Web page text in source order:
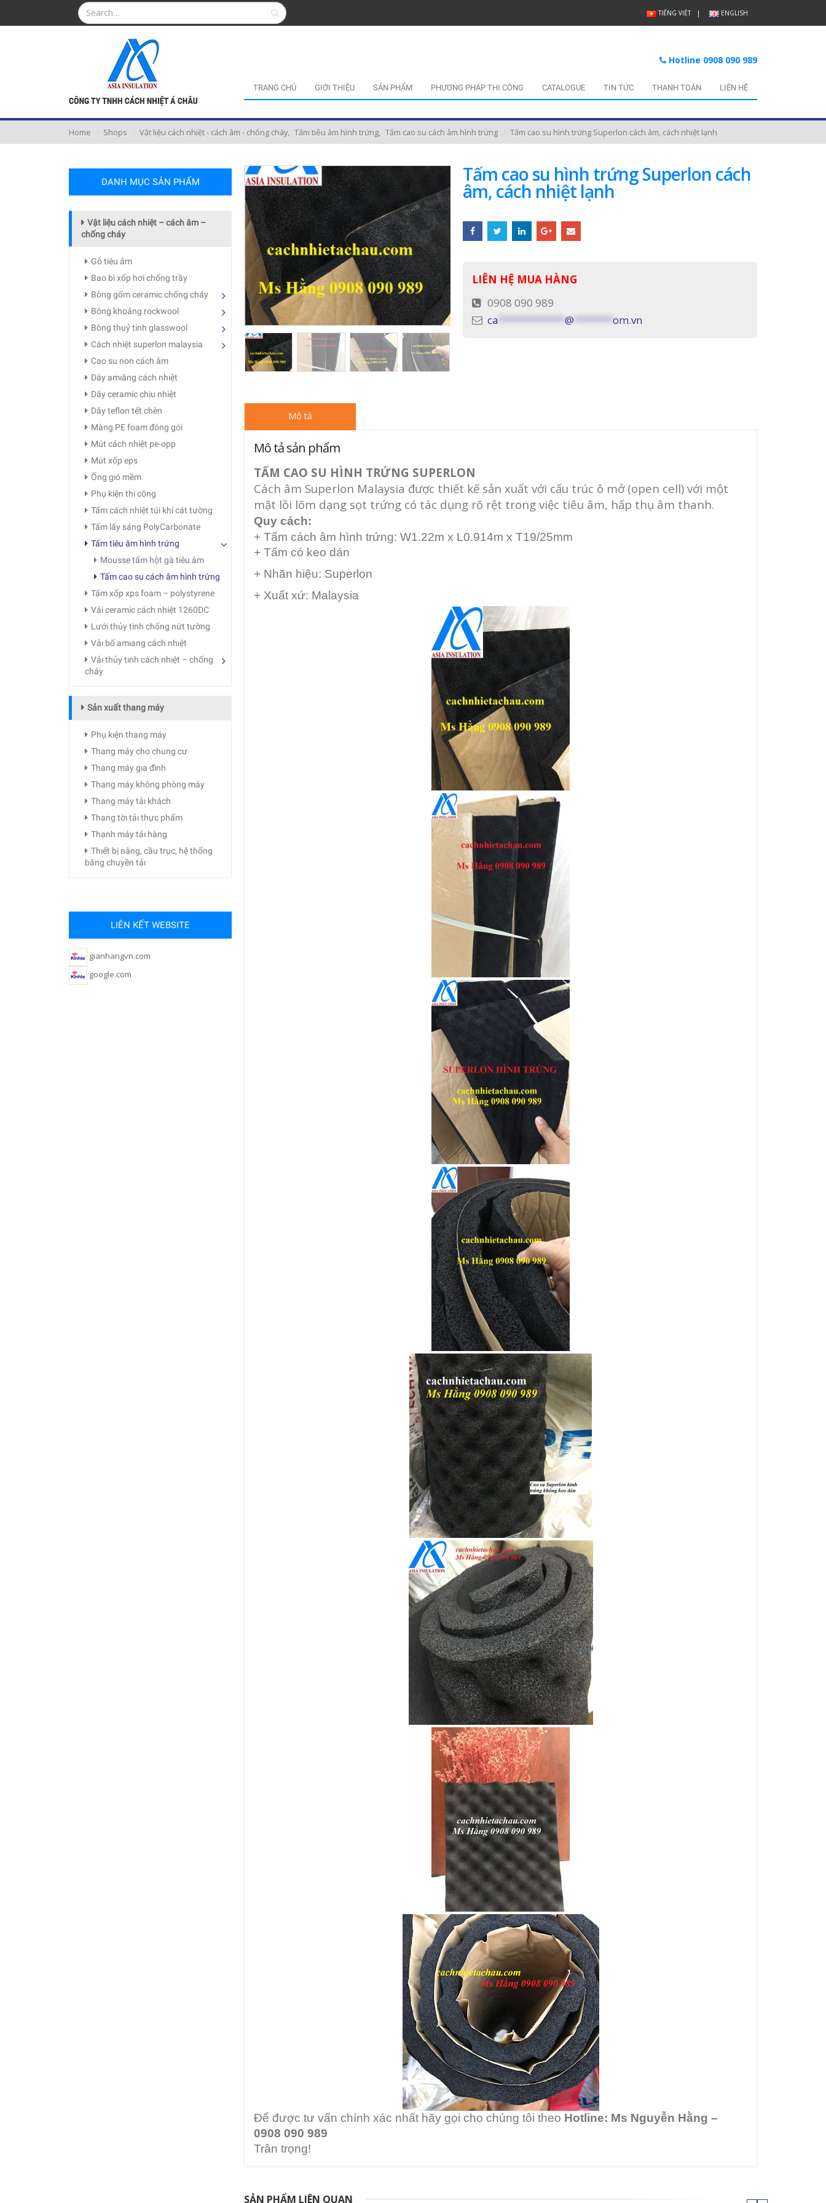
TIẾNG VIỆT ENGLISH
Hotline 0908 090 989
TRANG CHỦ GIỚI THIỆU SẢN PHẨM PHƯƠNG PHÁP THI CÔNG CATALOGUE TIN TỨC THANH TOÁN LIÊN HỆ
Home Shops Vật liệu cách nhiệt - cách âm - chống cháy, Tấm tiêu âm hình trứng, Tấm cao su cách âm hình trứng Tấm cao su hình trứng Superlon cách âm, cách nhiệt lạnh
Tấm cao su hình trứng Superlon cách
âm, cách nhiệt lạnh
LIÊN HỆ MUA HÀNG
0908 090 989
ca ************@ *******om.vn
Mô tả
Mô tả sản phẩm
TẤM CAO SU HÌNH TRỨNG SUPERLON
Cách âm Superlon Malaysia được thiết kế sản xuất với cấu trúc ô mở (open cell) với một
mặt lồi lõm dạng sọt trứng có tác dụng rõ rệt trong việc tiêu âm, hấp thụ âm thanh.
Quy cách:
+ Tấm cách âm hình trứng: W1.22m x L0.914m x T19/25mm
+ Tấm có keo dán
+ Nhãn hiệu: Superlon
+ Xuất xứ: Malaysia
Để được tư vấn chính xác nhất hãy gọi cho chúng tôi theo Hotline: Ms Nguyễn Hằng –
0908 090 989
Trân trọng!
SẢN PHẨM LIÊN QUAN
DANH MỤC SẢN PHẨM
Vật liệu cách nhiệt – cách âm –
chống cháy
Gỗ tiêu âm
Bao bì xốp hơi chống trầy
Bông gốm ceramic chống cháy
Bông khoáng rockwool
Bông thuỷ tinh glasswool
Cách nhiệt superlon malaysia
Cao su non cách âm
Dây amıăng cách nhıệt
Dây ceramic chịu nhiệt
Dây teflon tết chèn
Màng PE foam đóng gói
Mút cách nhiệt pe-opp
Mút xốp eps
Ống gıó mềm
Phụ kiện thi công
Tấm cách nhiệt túi khí cát tường
Tấm lấy sáng PolyCarbonate
Tấm tiêu âm hình trứng
Mousse tấm hột gà tiêu âm
Tấm cao su cách âm hình trứng
Tấm xốp xps foam – polystyrene
Vải ceramic cách nhiệt 1260DC
Lưới thủy tinh chống nứt tường
Vảı bố amıang cách nhıệt
Vảı thủy tınh cách nhıệt – chống
cháy
Sản xuất thang máy
Phụ kıện thang máy
Thang máy cho chung cư
Thang máy gıa đình
Thang máy không phòng máy
Thang máy tảı khách
Thang tờı tảı thực phẩm
Thanh máy tảı hàng
Thıết bị nâng, cầu trục, hệ thống
băng chuyền tảı
LIÊN KẾT WEBSITE
gianhangvn.com
google.com